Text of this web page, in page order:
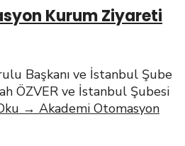
Kurum Ziyareti
Başkanı ve İstanbul Şube
ÖZVER ve İstanbul Şubesi
→ Akademi Otomasyon